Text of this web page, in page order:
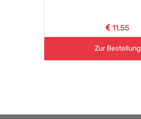
11,55
Zur Bestellung